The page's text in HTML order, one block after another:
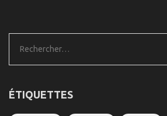
Rechercher :
ÉTIQUETTES